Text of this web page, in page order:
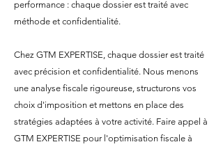
performance : chaque dossier est traité avec
méthode et confidentialité.
Chez GTM EXPERTISE, chaque dossier est traité
avec précision et confidentialité. Nous menons
une analyse fiscale rigoureuse, structurons vos
choix d'imposition et mettons en place des
stratégies adaptées à votre activité. Faire appel à
GTM EXPERTISE pour l'optimisation fiscale à